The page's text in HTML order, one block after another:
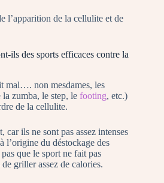
l’apparition de la cellulite et de
ils des sports efficaces contre la
mal…. non mesdames, les
zumba, le step, le footing, etc.)
de la cellulite.
ils ne sont pas assez intenses
l’origine du déstockage des
que le sport ne fait pas
griller assez de calories.